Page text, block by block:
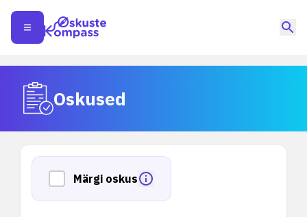
Oskused
Märgi oskus